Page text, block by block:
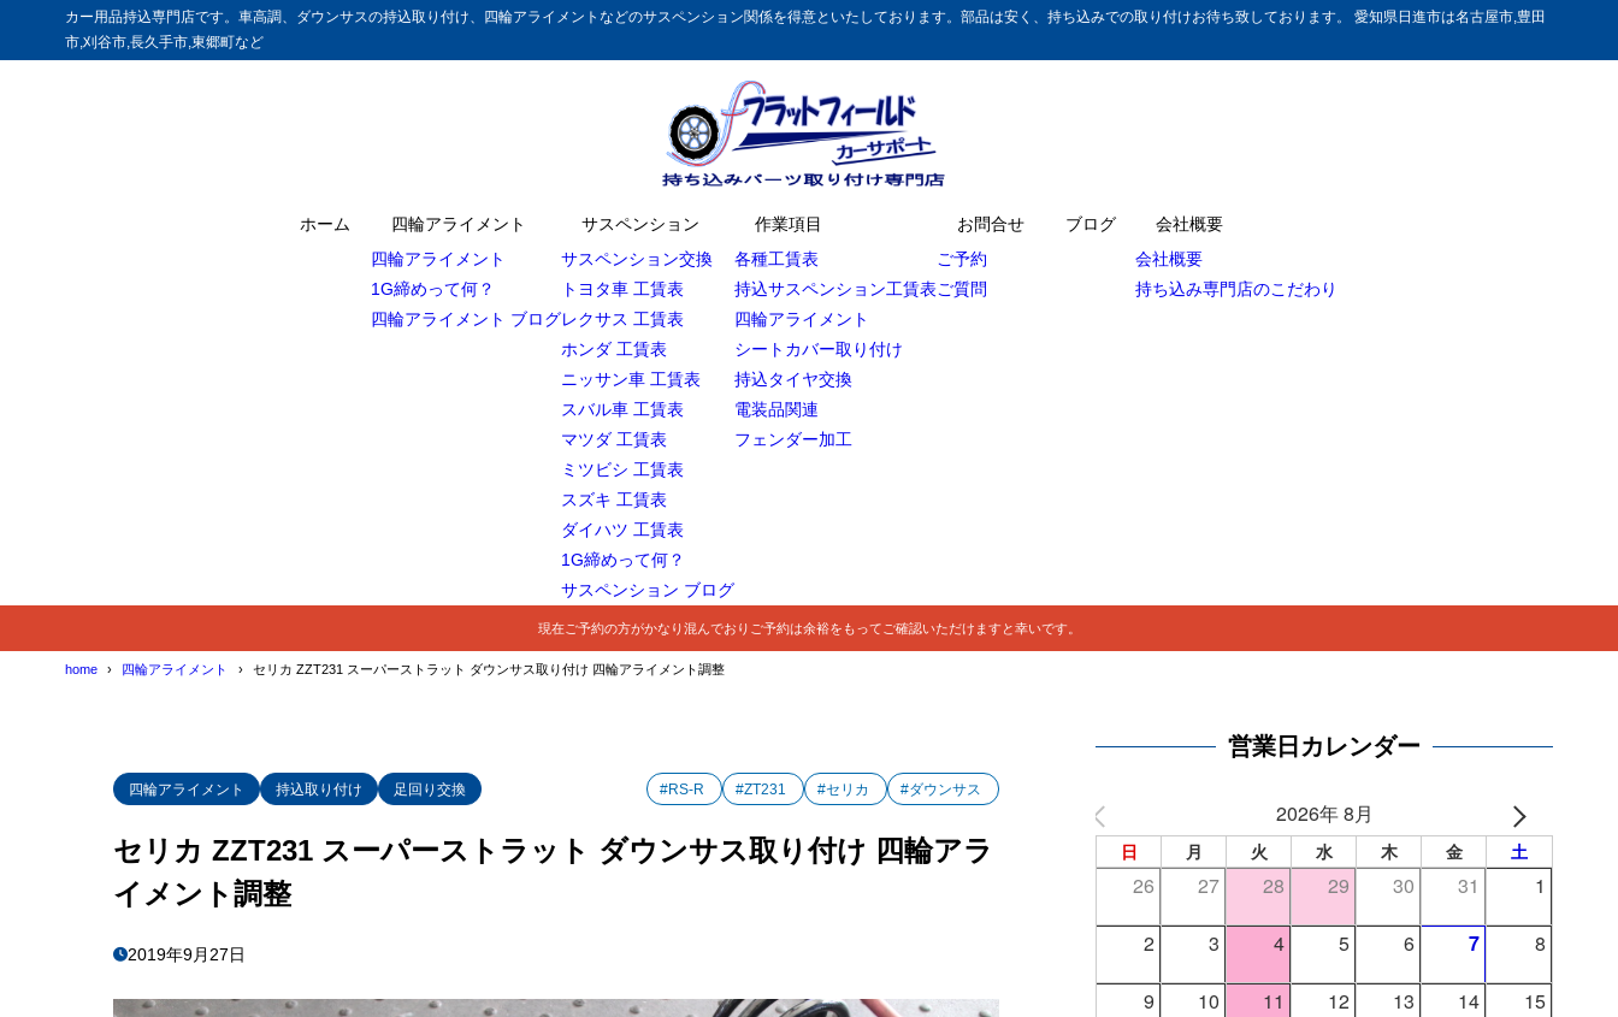
カー用品持込専門店です。車高調、ダウンサスの持込取り付け、四輪アライメントなどのサスペンション関係を得意といたしております。部品は安く、持ち込みでの取り付けお待ち致しております。 愛知県日進市は名古屋市,豊田
市,刈谷市,長久手市,東郷町など
ホーム
四輪アライメント
四輪アライメント
1G締めって何？
四輪アライメント ブログ
サスペンション
サスペンション交換
トヨタ車 工賃表
レクサス 工賃表
ホンダ 工賃表
ニッサン車 工賃表
スバル車 工賃表
マツダ 工賃表
ミツビシ 工賃表
スズキ 工賃表
ダイハツ 工賃表
1G締めって何？
サスペンション ブログ
作業項目
各種工賃表
持込サスペンション工賃表
四輪アライメント
シートカバー取り付け
持込タイヤ交換
電装品関連
フェンダー加工
お問合せ
ご予約
ご質問
ブログ
会社概要
会社概要
持ち込み専門店のこだわり
現在ご予約の方がかなり混んでおりご予約は余裕をもってご確認いただけますと幸いです。
home 四輪アライメント セリカ ZZT231 スーパーストラット ダウンサス取り付け 四輪アライメント調整
四輪アライメント 持込取り付け 足回り交換 #RS-R #ZT231 #セリカ #ダウンサス
セリカ ZZT231 スーパーストラット ダウンサス取り付け 四輪アラ
イメント調整
2019年9月27日
営業日カレンダー
2026年 8月
日 月 火 水 木 金 土
26 27 28 29 30 31 1
2 3 4 5 6 7 8
9 10 11 12 13 14 15